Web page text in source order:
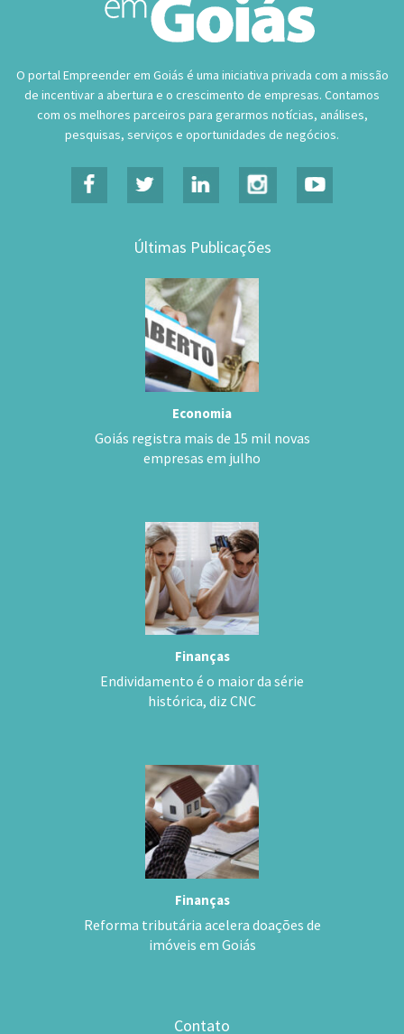
O portal Empreender em Goiás é uma iniciativa privada com a missão
de incentivar a abertura e o crescimento de empresas. Contamos
com os melhores parceiros para gerarmos notícias, análises,
pesquisas, serviços e oportunidades de negócios.
Últimas Publicações
Economia
Goiás registra mais de 15 mil novas
empresas em julho
Finanças
Endividamento é o maior da série
histórica, diz CNC
Finanças
Reforma tributária acelera doações de
imóveis em Goiás
Contato